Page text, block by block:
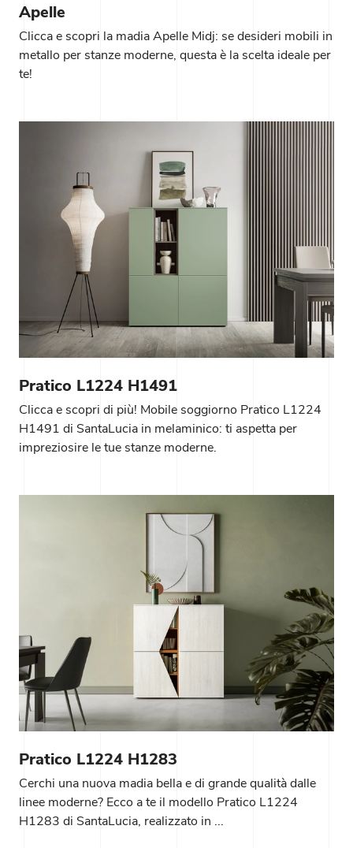
Apelle
Clicca e scopri la madia Apelle Midj: se desideri mobili in
metallo per stanze moderne, questa è la scelta ideale per
te!
Pratico L1224 H1491
Clicca e scopri di più! Mobile soggiorno Pratico L1224
H1491 di SantaLucia in melaminico: ti aspetta per
impreziosire le tue stanze moderne.
Pratico L1224 H1283
Cerchi una nuova madia bella e di grande qualità dalle
linee moderne? Ecco a te il modello Pratico L1224
H1283 di SantaLucia, realizzato in ...